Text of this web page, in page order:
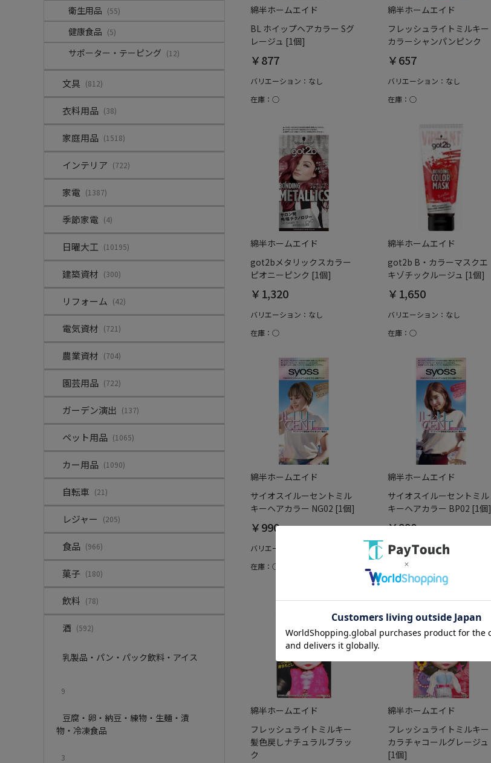
衛生用品 (55)
健康食品 (5)
サポーター・テーピング (12)
文具 (812)
衣料用品 (38)
家庭用品 (1518)
インテリア (722)
家電 (1387)
季節家電 (4)
日曜大工 (10195)
建築資材 (300)
リフォーム (42)
電気資材 (721)
農業資材 (704)
園芸用品 (722)
ガーデン演出 (137)
ペット用品 (1065)
カー用品 (1090)
自転車 (21)
レジャー (205)
食品 (966)
菓子 (180)
飲料 (78)
酒 (592)
乳製品・パン・パック飲料・アイス
9
豆腐・卵・納豆・練物・生麺・漬
物・冷凍食品
3
綿半ホームエイド
BL ホイップヘアカラー Sグ
レージュ [1個]
￥877
バリエーション：なし
在庫：○
綿半ホームエイド
フレッシュライトミルキー
カラーシャンパンピンク
￥657
バリエーション：なし
在庫：○
綿半ホームエイド
got2bメタリックスカラー
ピオニーピンク [1個]
￥1,320
バリエーション：なし
在庫：○
綿半ホームエイド
got2b B・カラーマスクエ
キゾチックルージュ [1個]
￥1,650
バリエーション：なし
在庫：○
綿半ホームエイド
サイオスイルーセントミル
キーヘアカラー NG02 [1個]
￥990
バリエーション：なし
在庫：○
綿半ホームエイド
サイオスイルーセントミル
キーヘアカラー BP02 [1個]
￥990
バリエーション：なし
在庫：○
綿半ホームエイド
フレッシュライトミルキー
髪色戻しナチュラルブラッ
ク
綿半ホームエイド
フレッシュライトミルキー
カラチャコールグレージュ
[1個]